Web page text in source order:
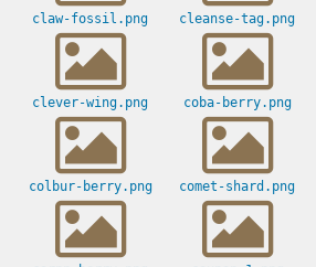
claw-fossil.png cleanse-tag.png
clever-wing.png coba-berry.png
colbur-berry.png comet-shard.png